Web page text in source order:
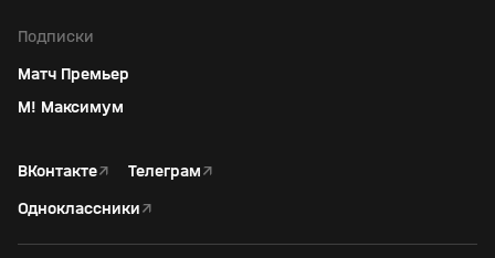
Подписки
Матч Премьер
М! Максимум
ВКонтакте↗ Телеграм↗
Одноклассники↗